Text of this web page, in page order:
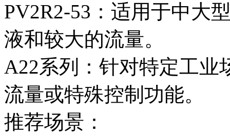
PV2R2-53：适用于中大
液和较大的流量。
A22系列：针对特定工业
流量或特殊控制功能。
推荐场景：